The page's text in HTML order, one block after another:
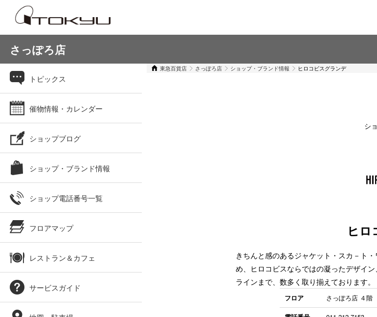
さっぽろ店
東急百貨店 さっぽろ店 ショップ・ブランド情報 ヒロコビスグランデ
シ
ヒロ
きちんと感のあるジャケット・スカ－ト
め、ヒロコビスならではの凝ったデザイ
ラインまで、数多く取り揃えております。
フロア さっぽろ店 ４階
トピックス
催物情報・カレンダー
ショップブログ
ショップ・ブランド情報
ショップ電話番号一覧
フロアマップ
レストラン＆カフェ
サービスガイド